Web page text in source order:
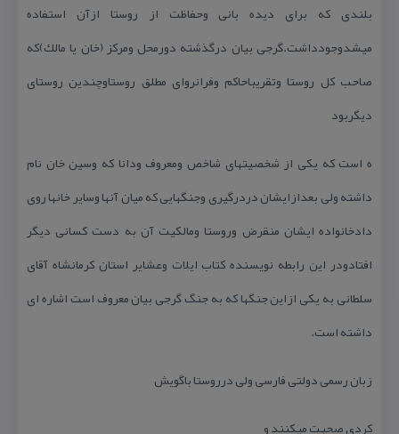
بلندی كه برای دیده بانی وحفاظت از روستا ازآن استفاده
میشدوجودداشت.گرجی بیان درگذشته دورمحل ومركز (خان یا مالك)كه
صاحب كل روستا وتقریباحاكم وفرانروای مطلق روستاوچندین روستای
دیگربود
ه است كه یكی از شخصیتهای شاخص ومعروف ودانا كه وسین خان نام
داشته ولی بعدازایشان دردرگیری وجنگهایی كه میان آنها وسایر خانها روی
دادخانواده ایشان منقرض وروستا ومالكیت آن به دست كسانی دیگر
افتادودر این رابطه نویسنده كتاب ایلات وعشایر استان كرمانشاه آقای
سلطانی به یكی ازاین جنگها كه به جنگ گرجی بیان معروف است اشاره ای
داشته است.
زبان رسمی دولتی فارسی ولی درروستا باگویش
كردی صحبت میكنند و